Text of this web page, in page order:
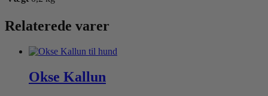
Relaterede varer
Okse Kallun